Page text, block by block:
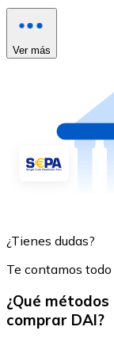
Ver más
¿Tienes dudas?
Te contamos
¿Qué
comprar DAI?